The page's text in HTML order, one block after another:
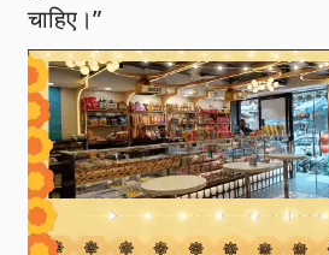
चाहिए।”